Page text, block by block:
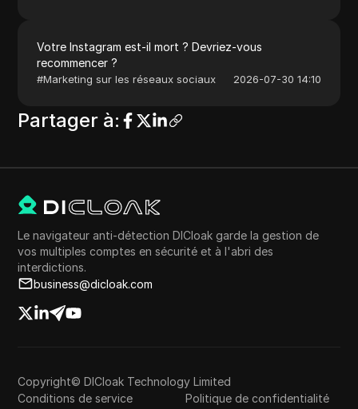
Votre Instagram est-il mort ? Devriez-vous
recommencer ?
#Marketing sur les réseaux sociaux 2026-07-30 14:10
Partager à:
Le navigateur anti-détection DICloak garde la gestion de
vos multiples comptes en sécurité et à l'abri des
interdictions.
business@dicloak.com
Copyright© DICloak Technology Limited
Conditions de service
Politique de confidentialité